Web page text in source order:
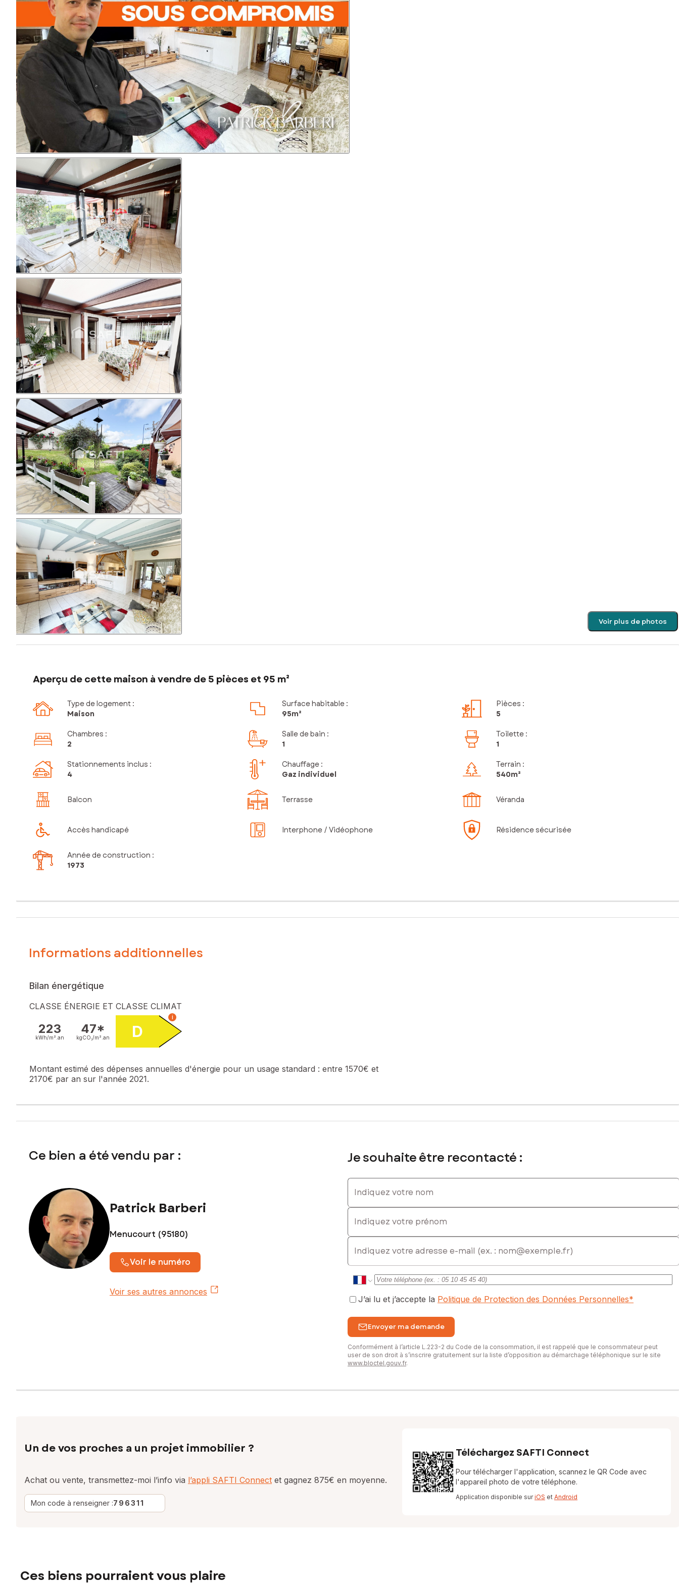
Voir plus de photos
Aperçu de cette maison à vendre de 5 pièces et 95 m²
Type de logement :
Maison
Surface habitable :
95m²
Pièces :
5
Chambres :
2
Salle de bain :
1
Toilette :
1
Stationnements inclus :
4
Chauffage :
Gaz individuel
Terrain :
540m²
Balcon Terrasse Véranda
Accès handicapé Interphone / Vidéophone Résidence sécurisée
Année de construction :
1973
Informations additionnelles
Bilan énergétique
CLASSE ÉNERGIE ET CLASSE CLIMAT
223
kWh/m². an
47*
kgCO₂/m². an D
i
Montant estimé des dépenses annuelles d'énergie pour un usage standard : entre 1570€ et
2170€ par an sur l'année 2021.
Ce bien a été vendu par :
Patrick Barberi
Menucourt (95180)
Voir le numéro
Voir ses autres annonces
Je souhaite être recontacté :
Indiquez votre nom
Indiquez votre prénom
E-mail
J’ai lu et j’accepte la Politique de Protection des Données Personnelles*
Envoyer ma demande
Conformément à l’article L.223-2 du Code de la consommation, il est rappelé que le consommateur peut
user de son droit à s’inscrire gratuitement sur la liste d’opposition au démarchage téléphonique sur le site
www.bloctel.gouv.fr.
Un de vos proches a un projet immobilier ?
Achat ou vente, transmettez-moi l’info via l’appli SAFTI Connect et gagnez 875€ en moyenne.
Mon code à renseigner :796311
Téléchargez SAFTI Connect
Pour télécharger l'application, scannez le QR Code avec
l'appareil photo de votre téléphone.
Application disponible suriOS et Android
Ces biens pourraient vous plaire